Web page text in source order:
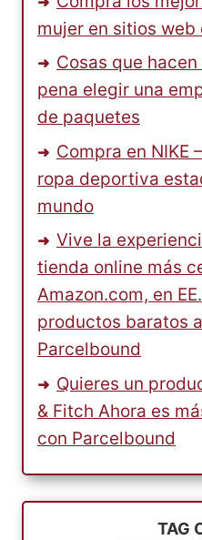
mujer en sitios
Cosas que
pena elegir una
de paquetes
Compra en NIKE
ropa deportiva
mundo
Vive la
tienda online más
Amazon.com, en
productos baratos
Parcelbound
Quieres un
& Fitch Ahora es
con Parcelbound
TAG